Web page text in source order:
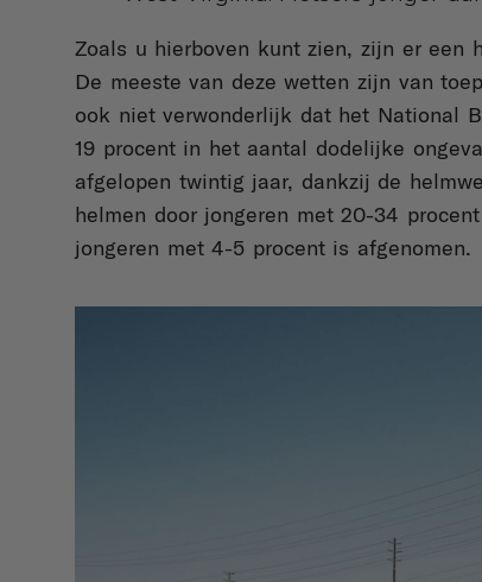
Zoals u hierboven kunt zien, zijn er een
De meeste van deze wetten zijn van
ook niet verwonderlijk dat het National
19 procent in het aantal dodelijke
afgelopen twintig jaar, dankzij de
helmen door jongeren met 20-34
jongeren met 4-5 procent is afgenomen.